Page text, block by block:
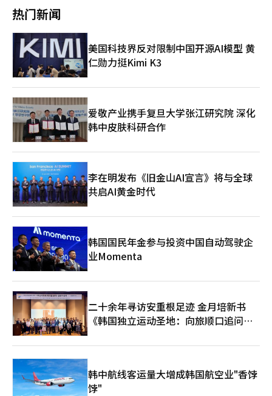
源 中新社上海分社】 国际商务合作区的制度创新为全球产业
协作开辟了新空间。业内分析认为，其既能为会展经济、跨境培训
等业态创造机遇，更通过优化跨境交易流程，显著降低企业国际协
作成本。离岸研发、跨境数据服务等新兴领域或将迎来规模化发展
窗口期。 从货物自由流动到要素全面开放，从区域试验田到全
球新枢纽，国际商务合作区的建设承载着浦东开发开放35周年的新
使命。随着国际商务合作区年内投入运行，这块区域承载着高水平
新高地。
伴随反弹和复苏，1998年第3季度起连续4个季度实现最高超过4%
重复合因素叠加的结果。低生育、老龄化、创新不足带来的生产效
率低下令经济增速一降再降。 央行在报告中称，韩国潜在经济增
速从2000年代初的5%左右降至近年的2%，若这一趋势无改善势
头，2045年至2049年将进一步放缓至0.6%。 此外，过高的家庭负
债成为消费掣肘，房地产项目融资（PF）问题遏制建筑投资，内
需持续疲软，韩国经济的“软肋”暴露无遗。 国内外机构竞相下
调韩国近年经济增长预期，彭博社本月10日的调查显示，42家机
构对韩国经济经济增速预期平均为1.41%，低于央行今年2月的预
测值（1.5%）。 预计增速低于1%的机构达到7家，包括彭博经济
研究所、花旗集团、摩根大通等。高盛、法国兴业银行、渣打银行
等预测经济增速勉强达到1%，10家机构预测将在0-1%之间。 今
年2月央行预测今年经济增速为1.4%，但日前表示美国关税政策冲
击高于预期，预计将于下月大幅下调预测值。
况，还就全球贸易形势发表讲话，批评美方对华加征关税及实施技
术封锁等措施。 “对外开放是中国的基本国策，”丁薛祥表
示，“面对日益抬头的保护主义，中国扩大高水平对外开放的决心
更加坚定。关税战、贸易战不得人心，中国愿与各方深化合作、优
势互补，实现互利共赢。” 三星电子西安工厂是该公司全球NAND
闪存芯片生产的重要基地之一，目前拥有两条生产线，产能占全球
总产量的四成以上。工厂目前正加快推进第八代（178层）和第九
代（256层）NAND产品的量产布局。 业内人士指出，丁薛祥此行
的重要意义，在于向外界释放中国将通过加强与包括三星在内的国
际领先企业合作，积极应对美方新一轮半导体出口限制的明确信
号。除三星工厂外，丁薛祥还视察了正泰智能电气西北产业园、隆
基绿能科技股份有限公司、西北有色金属研究院、西北工业大学、
陕西工业职业技术学院及中欧班列西安集结中心等多家重点机构，
常委此次调研代表了党中央和习近平总书记的工作部署，其所到之
处均体现出鲜明的政策导向。”一位业内人士表示，“此行也体现
出中方希望加强与韩方产业协作、共同应对外部挑战的战略意
图。” 据公开资料显示，自2019年国务院原总理李克强视察三星
西安工厂以来，丁薛祥是首位到访该厂的中共中央政治局常委。此
前一个月，习近平主席曾在北京出席中国发展高层论坛2025年年
会，并会见三星电子会长李在镕，显示中方高层正密集向韩方传递
深化合作的积极信号。 业内普遍认为，尽管中国已培育出长江存
储（YMTC）、长鑫存储（CXMT）等本土存储芯片企业，但在高
带宽存储（HBM）等关键领域，与三星、SK海力士等韩企仍存在
一定技术差距。在美方不断加强对AI芯片出口限制的背景下，中方
有意通过与韩企开展务实合作，稳固半导体产业链安全。 近期，
美国前总统特朗普再度发声，呼吁拜登政府扩大对华技术出口限制
措施，继英伟达专为中国市场定制的AI芯片“H20”被列入管控清
单后，英特尔、AMD等厂商产品亦被纳入限制范围，中美科技领域
竞争进一步升温。 三星半导体西安园区 【图片来源 三星电子中
热门新闻
美国科技界反对限制中国开源AI模型 黄
仁勋力挺Kimi K3
爱敬产业携手复旦大学张江研究院 深化
韩中皮肤科研合作
李在明发布《旧金山AI宣言》将与全球
共启AI黄金时代
韩国国民年金参与投资中国自动驾驶企
业Momenta
二十余年寻访安重根足迹 金月培新书
《韩国独立运动圣地：向旅顺口追问历
韩中航线客运量大增成韩国航空业"香饽
饽"